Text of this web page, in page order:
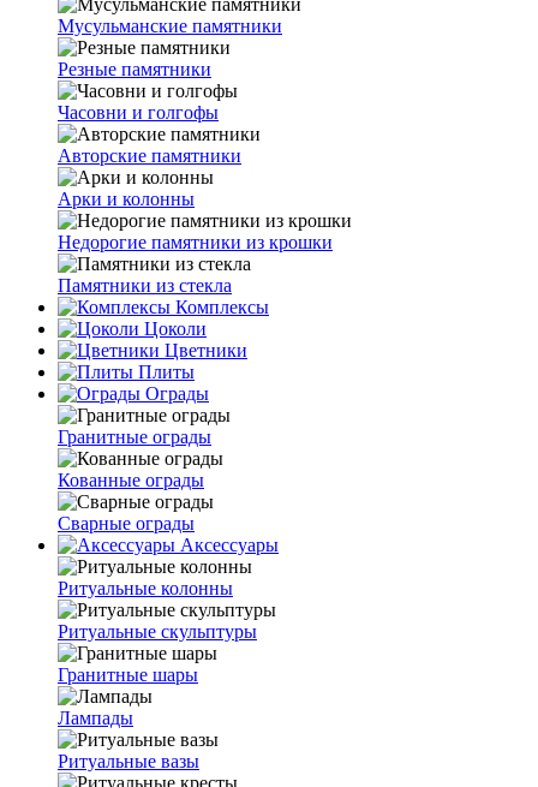
Мусульманские памятники
Резные памятники
Часовни и голгофы
Авторские памятники
Арки и колонны
Недорогие памятники из крошки
Памятники из стекла
Комплексы
Цоколи
Цветники
Плиты
Ограды
Гранитные ограды
Кованные ограды
Сварные ограды
Аксессуары
Ритуальные колонны
Ритуальные скульптуры
Гранитные шары
Лампады
Ритуальные вазы